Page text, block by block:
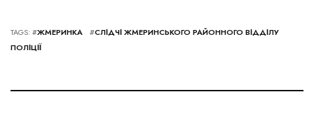
TAGS: #ЖМЕРИНКА #СЛІДЧІ ЖМЕРИНСЬКОГО РАЙОННОГО ВІДДІЛУ
ПОЛІЦІЇ